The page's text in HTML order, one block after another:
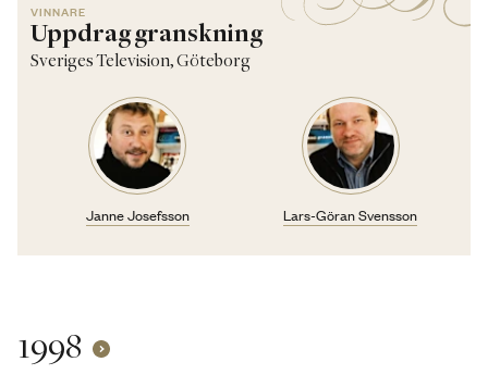
VINNARE
Uppdrag granskning
Sveriges Television, Göteborg
Janne Josefsson Lars-Göran Svensson
1998